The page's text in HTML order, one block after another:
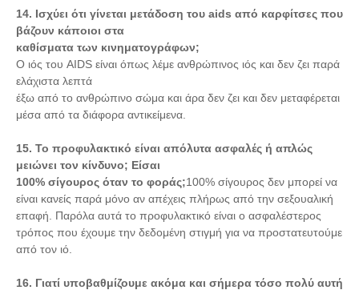
14. Ισχύει ότι γίνεται μετάδοση του aids από καρφίτσες που
βάζουν κάποιοι στα
καθίσματα των κινηματογράφων;
Ο ιός του AIDS είναι όπως λέμε ανθρώπινος ιός και δεν ζει παρά
ελάχιστα λεπτά
έξω από το ανθρώπινο σώμα και άρα δεν ζει και δεν μεταφέρεται
μέσα από τα διάφορα αντικείμενα.
15. Το προφυλακτικό είναι απόλυτα ασφαλές ή απλώς
μειώνει τον κίνδυνο; Είσαι
100% σίγουρος όταν το φοράς;100% σίγουρος δεν μπορεί να
είναι κανείς παρά μόνο αν απέχεις πλήρως από την σεξουαλική
επαφή. Παρόλα αυτά το προφυλακτικό είναι ο ασφαλέστερος
τρόπος που έχουμε την δεδομένη στιγμή για να προστατευτούμε
από τον ιό.
16. Γιατί υποβαθμίζουμε ακόμα και σήμερα τόσο πολύ αυτή